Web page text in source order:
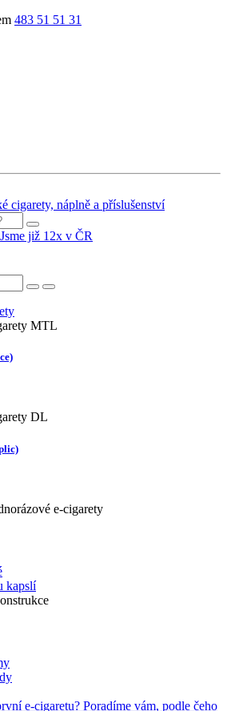
483 51 51 31
Jsme již 12x v ČR
kapslí
e-cigaretu? Poradíme vám, podle čeho